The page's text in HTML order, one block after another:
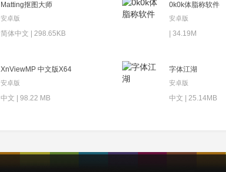
Matting抠图大师
安卓版
简体中文 | 298.65KB
0k0k体脂称软件
安卓版
| 34.19M
XnViewMP 中文版X64
安卓版
中文 | 98.22 MB
字体江湖
安卓版
中文 | 25.14MB